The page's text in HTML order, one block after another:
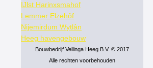
IJlst Harinxsmahof
Lemmer Elzehôf
Nijemirdum Wytlân
Heeg havengebouw
Bouwbedrijf Vellinga Heeg B.V. © 2017
Alle rechten voorbehouden